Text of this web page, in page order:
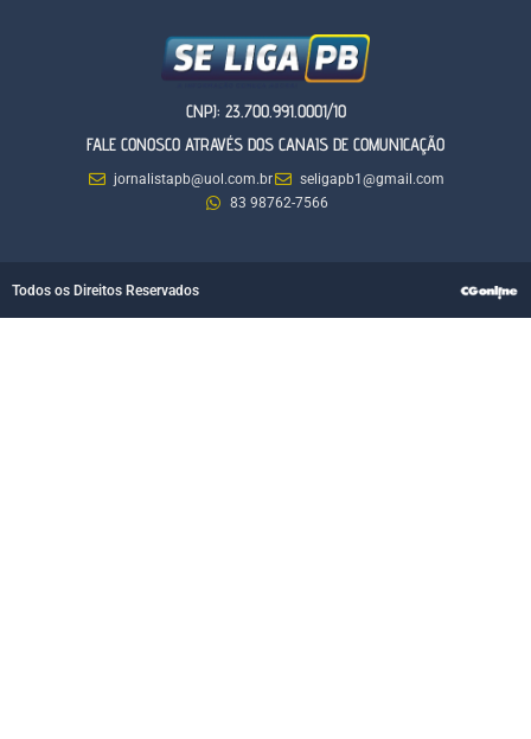
CNPJ: 23.700.991.0001/10
FALE CONOSCO ATRAVÉS DOS CANAIS DE COMUNICAÇÃO
jornalistapb@uol.com.br
seligapb1@gmail.com
83 98762-7566
Todos os Direitos Reservados